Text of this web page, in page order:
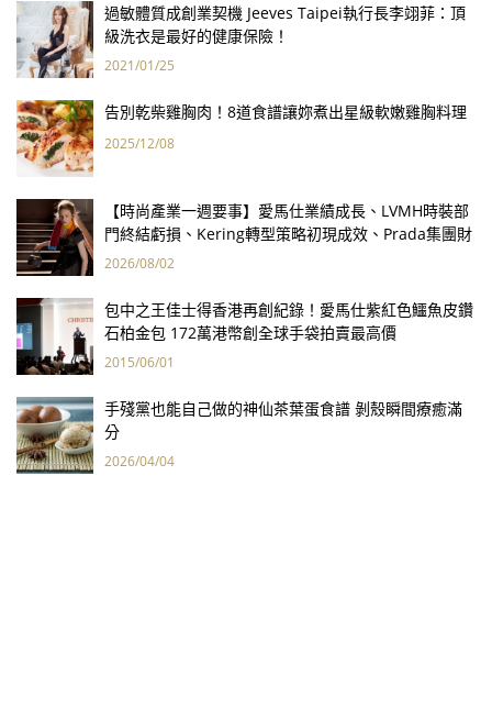
過敏體質成創業契機 Jeeves Taipei執行長李翊菲：頂
級洗衣是最好的健康保險！
2021/01/25
告別乾柴雞胸肉！8道食譜讓妳煮出星級軟嫩雞胸料理
2025/12/08
【時尚產業一週要事】愛馬仕業績成長、LVMH時裝部
門終結虧損、Kering轉型策略初現成效、Prada集團財
報亮眼
2026/08/02
包中之王佳士得香港再創紀錄！愛馬仕紫紅色鱷魚皮鑽
石柏金包 172萬港幣創全球手袋拍賣最高價
2015/06/01
手殘黨也能自己做的神仙茶葉蛋食譜 剝殼瞬間療癒滿
分
2026/04/04